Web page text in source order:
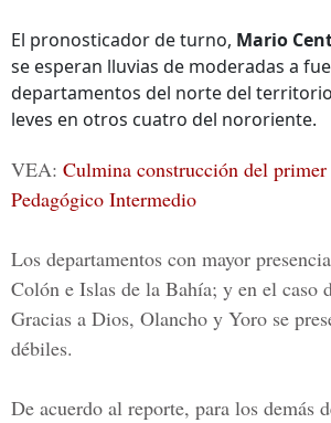
El pronosticador de turno, Mario
se esperan lluvias de moderadas a
departamentos del norte del
leves en otros cuatro del nororiente.
VEA: Culmina construcción del
Pedagógico Intermedio
Los departamentos con mayor
Colón e Islas de la Bahía; y en el caso
Gracias a Dios, Olancho y Yoro se
débiles.
De acuerdo al reporte, para los demás